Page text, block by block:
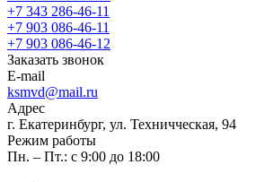
+7 343 286-46-11
+7 903 086-46-11
+7 903 086-46-12
Заказать звонок
E-mail
ksmvd@mail.ru
Адрес
г. Екатеринбург, ул. Техничческая, 94
Режим работы
Пн. – Пт.: с 9:00 до 18:00